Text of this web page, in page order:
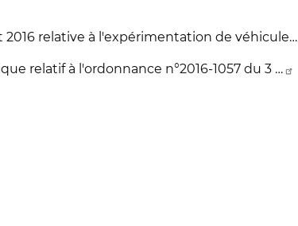
2016 relative à l'expérimentation de véhicule…
relatif à l'ordonnance n°2016-1057 du 3 …